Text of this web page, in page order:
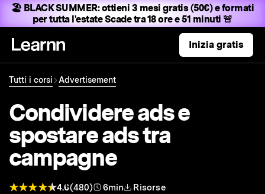
🏖️ BLACK SUMMER:ottieni 3 mesi gratis (50€) e formati
per tutta l'estateScade tra 18 ore e 51 minuti 🚨
Inizia gratis
Tutti i corsi Advertisement
Condividere ads e
spostare ads tra
campagne
4.6(480) 6min Risorse